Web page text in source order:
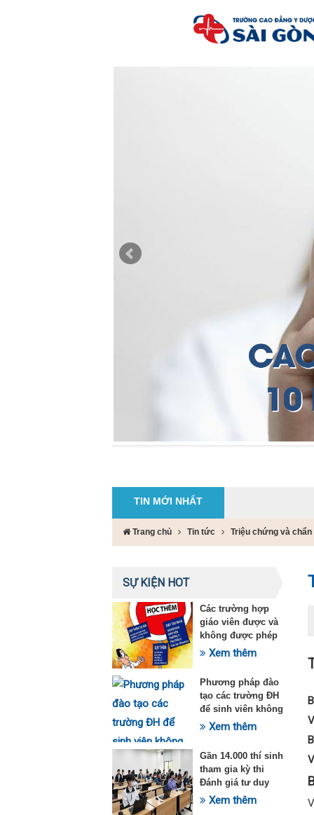
TIN MỚI NHẤT
Trang chủ Tin tức Triệu chứng và
SỰ KIỆN HOT
Các trường hợp
giáo viên được và
không được phép
dạy thêm theo
Xem thêm
Phương pháp đào
tạo các trường ĐH
để sinh viên không
quá tải với ngành
Xem thêm
Gần 14.000 thí sinh
tham gia kỳ thi
Đánh giá tư duy
đợt 1 năm 2025
Xem thêm